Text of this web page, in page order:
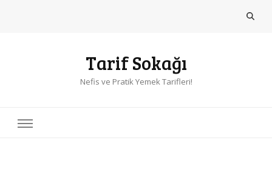
Tarif Sokağı
Nefis ve Pratik Yemek Tarifleri!